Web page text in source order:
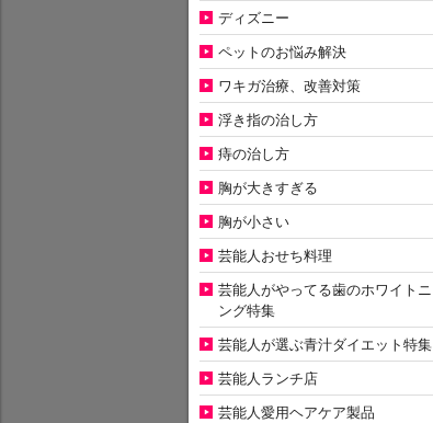
ディズニー
ペットのお悩み解決
ワキガ治療、改善対策
浮き指の治し方
痔の治し方
胸が大きすぎる
胸が小さい
芸能人おせち料理
芸能人がやってる歯のホワイトニ
ング特集
芸能人が選ぶ青汁ダイエット特集
芸能人ランチ店
芸能人愛用ヘアケア製品